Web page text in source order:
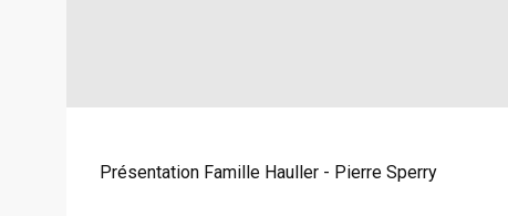
Présentation Famille Hauller - Pierre Sperry